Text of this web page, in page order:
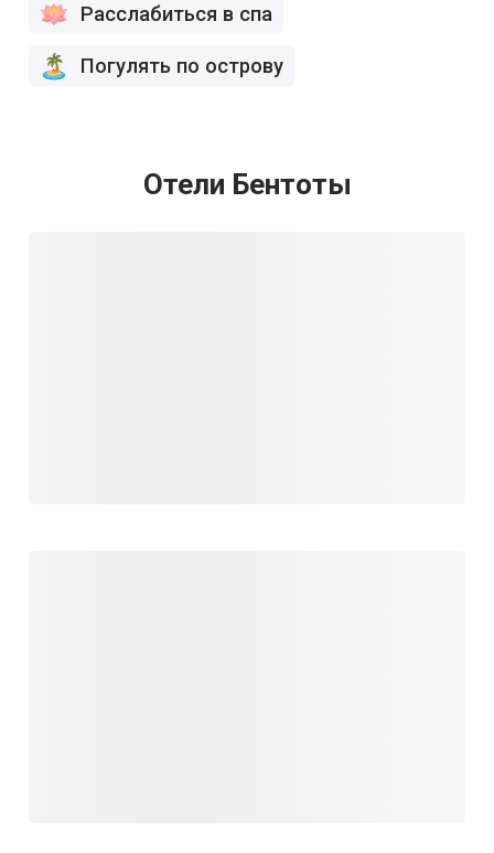
Расслабиться в спа
Погулять по острову
Отели Бентоты